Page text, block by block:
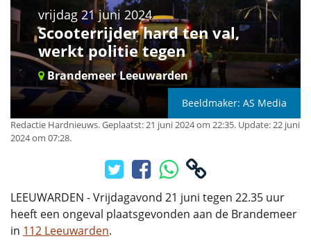
vrijdag 21 juni 2024
Scooterrijder hard ten val,
werkt politie tegen
Brandemeer Leeuwarden
Beeldmaker: AS Media
Redactie Hardnieuws.Geplaatst: 21 juni 2024 om 22:35. Update: 22 juni
2024 om 07:28.
LEEUWARDEN - Vrijdagavond 21 juni tegen 22.35 uur
heeft een ongeval plaatsgevonden aan de Brandemeer
in 112 Leeuwarden.